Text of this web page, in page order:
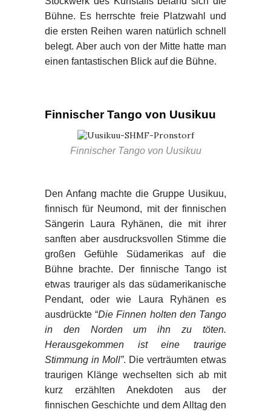
Bühne. Es herrschte freie Platzwahl und
die ersten Reihen waren natürlich schnell
belegt. Aber auch von der Mitte hatte man
einen fantastischen Blick auf die Bühne.
Finnischer Tango von Uusikuu
Finnischer Tango von Uusikuu
Den Anfang machte die Gruppe Uusikuu,
finnisch für Neumond, mit der finnischen
Sängerin Laura Ryhänen, die mit ihrer
sanften aber ausdrucksvollen Stimme die
großen Gefühle Südamerikas auf die
Bühne brachte. Der finnische Tango ist
etwas trauriger als das südamerikanische
Pendant, oder wie Laura Ryhänen es
ausdrückte “Die Finnen holten den Tango
in den Norden um ihn zu töten.
Herausgekommen ist eine traurige
Stimmung in Moll”. Die verträumten etwas
traurigen Klänge wechselten sich ab mit
kurz erzählten Anekdoten aus der
finnischen Geschichte und dem Alltag den